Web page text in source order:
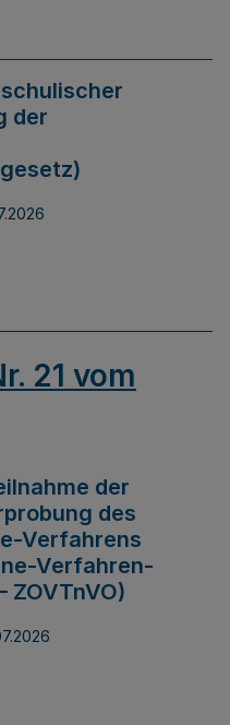
der
21 vom
der
des
Verfahrens
Verfahren-
ZOVTnVO)